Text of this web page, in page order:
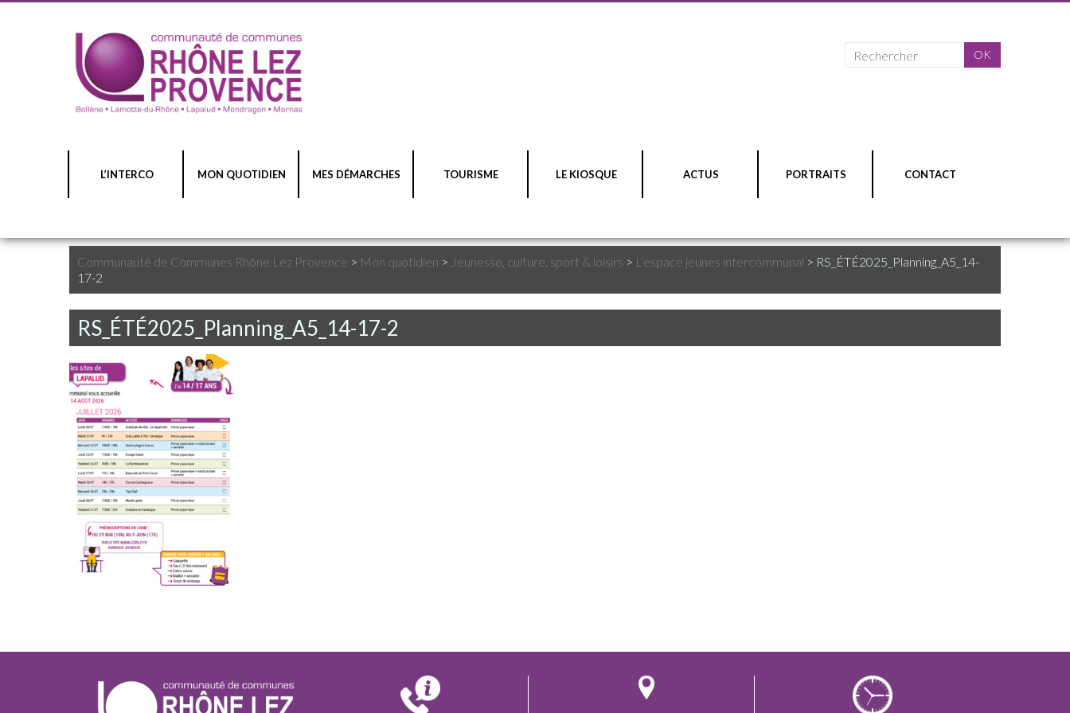
L’INTERCO MON QUOTIDIEN MES DÉMARCHES TOURISME LE KIOSQUE ACTUS PORTRAITS CONTACT
Communauté de Communes Rhône Lez Provence > Mon quotidien > Jeunesse, culture, sport & loisirs > L’espace jeunes intercommunal > RS_ÉTÉ2025_Planning_A5_14-
17-2
RS_ÉTÉ2025_Planning_A5_14-17-2